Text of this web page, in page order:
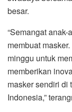
besar.
“Semangat
membuat
minggu untuk
memberikan
masker sendiri di
Indonesia,”